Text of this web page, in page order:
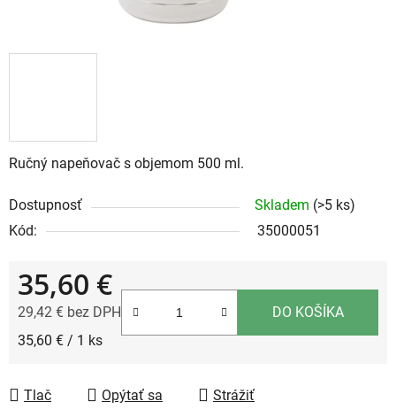
Ručný napeňovač s objemom 500 ml.
Dostupnosť Skladem (>5 ks)
Kód:
35000051
35,60 €
29,42 € bez DPH
Jednotková cena:
35,60 € / 1 ks
DO KOŠÍKA
Tlač Opýtať sa Strážiť